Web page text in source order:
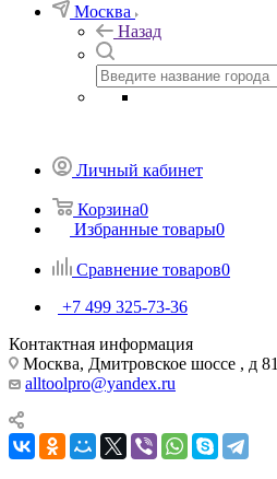
Москва
Назад
Личный кабинет
Корзина0
Избранные товары0
Сравнение товаров0
+7 499 325-73-36
Контактная информация
Москва, Дмитровское шоссе , д 81
alltoolpro@yandex.ru